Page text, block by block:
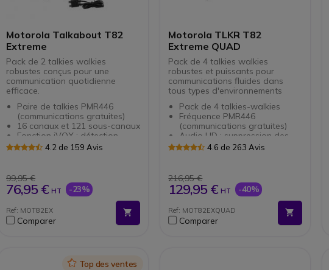
Motorola Talkabout T82
Extreme
Pack de 2 talkies walkies
robustes conçus pour une
communication quotidienne
efficace.
Paire de talkies PMR446
(communications gratuites)
16 canaux et 121 sous-canaux
Fonction iVOX : détection
automatique de la voix
Portée : jusqu’à 10km (selon
l’environnement)
Autonomie : 18h en usage
Compatibles avec tous les
talkies PMR446
4.2 de 159 Avis
99,95 €
76,95 € HT -23%
Ref: MOT82EX
Comparer
Motorola TLKR T82
Extreme QUAD
Pack de 4 talkies walkies
robustes et puissants pour
communications fluides dans
tous types d'environnements
Pack de 4 talkies-walkies
Fréquence PMR446
(communications gratuites)
Audio HD : suppression des
bruits
16 canaux et 121 sous-canaux
Certifiés IPX4 : résistants aux
projections d’eau
Portée allant jusqu’à 10km
(selon l’environnement)
Autonomie : jusqu’à 18h en
4.6 de 263 Avis
216,95 €
129,95 € HT -40%
Ref: MOT82EXQUAD
Comparer
IconTop des ventes